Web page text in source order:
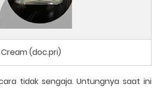
(doc.pri)
tidak sengaja. Untungnya saat ini